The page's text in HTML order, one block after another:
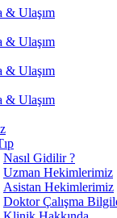
& Ulaşım
& Ulaşım
& Ulaşım
& Ulaşım
Nasıl Gidilir ?
Uzman Hekimlerimiz
Asistan Hekimlerimiz
Doktor Çalışma